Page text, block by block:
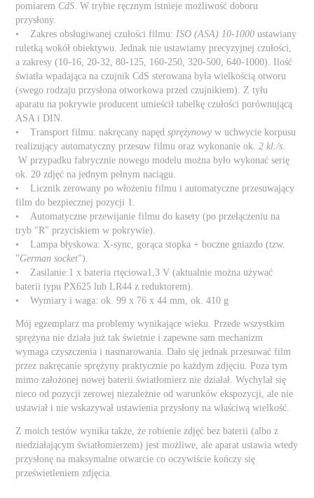
pomiarem CdS. W trybie ręcznym istnieje możliwość doboru
przysłony.
• Zakres obsługiwanej czułości filmu:ISO (ASA) 10-1000 ustawiany
ruletką wokół obiektywu. Jednak nie ustawiamy precyzyjnej czułości,
a zakresy (10-16, 20-32, 80-125, 160-250, 320-500, 640-1000). Ilość
światła wpadająca na czujnik CdS sterowana była wielkością otworu
(swego rodzaju przysłona otworkowa przed czujnikiem). Z tyłu
aparatu na pokrywie producent umieścił tabelkę czułości porównującą
ASA i DIN.
• Transport filmu: nakręcany napędsprężynowy w uchwycie korpusu
realizujący automatyczny przesuw filmu oraz wykonanie ok.2 kl./s.
W przypadku fabrycznie nowego modelu można było wykonać serię
ok. 20 zdjęć na jednym pełnym naciągu.
• Licznik zerowany po włożeniu filmu i automatyczne przesuwający
film do bezpiecznej pozycji 1.
• Automatyczne przewijanie filmu do kasety (po przełączeniu na
tryb "R" przyciskiem w pokrywie).
• Lampa błyskowa: X-sync, gorąca stopka + boczne gniazdo (tzw.
"German socket").
• Zasilanie:1 x bateria rtęciowa1,3 V (aktualnie można używać
baterii typu PX625 lub LR44 z reduktorem).
• Wymiary i waga: ok. 99 x 76 x 44 mm, ok. 410 g
Mój egzemplarz ma problemy wynikające wieku. Przede wszystkim
sprężyna nie działa już tak świetnie i zapewne sam mechanizm
wymaga czyszczenia i nasmarowania. Dało się jednak przesuwać film
przez nakręcanie sprężyny praktycznie po każdym zdjęciu. Poza tym
mimo założonej nowej baterii światłomierz nie działał. Wychylał się
nieco od pozycji zerowej niezależnie od warunków ekspozycji, ale nie
ustawiał i nie wskazywał ustawienia przysłony na właściwą wielkość.
Z moich testów wynika także, że robienie zdjęć bez baterii (albo z
niedziałającym światłomierzem) jest możliwe, ale aparat ustawia wtedy
przysłonę na maksymalne otwarcie co oczywiście kończy się
prześwietleniem zdjęcia.